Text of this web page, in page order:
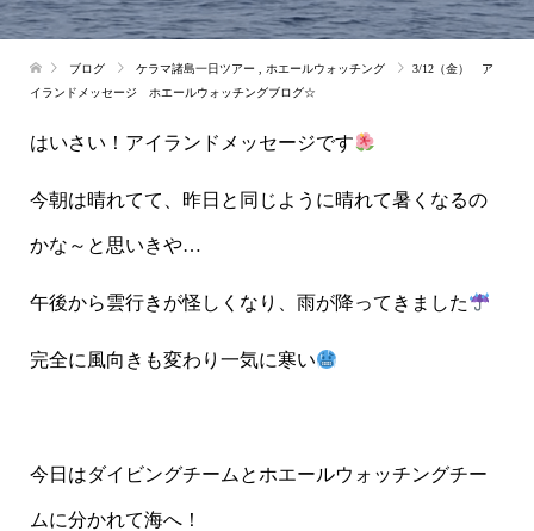
ブログ ケラマ諸島一日ツアー ホエールウォッチング
3/12（金） ア
イランドメッセージ ホエールウォッチングブログ☆
はいさい！アイランドメッセージです
今朝は晴れてて、昨日と同じように晴れて暑くなるの
かな～と思いきや…
午後から雲行きが怪しくなり、雨が降ってきました
完全に風向きも変わり一気に寒い
今日はダイビングチームとホエールウォッチングチー
ムに分かれて海へ！